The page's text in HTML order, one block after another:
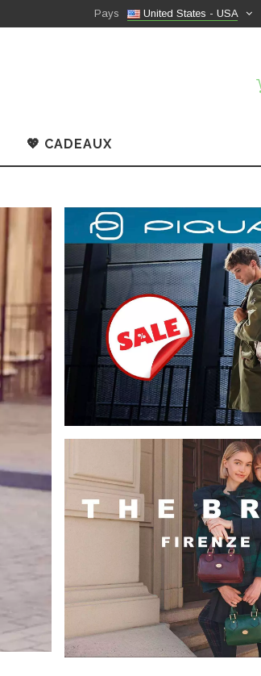
United States - USA
Pays
💖 CADEAUX